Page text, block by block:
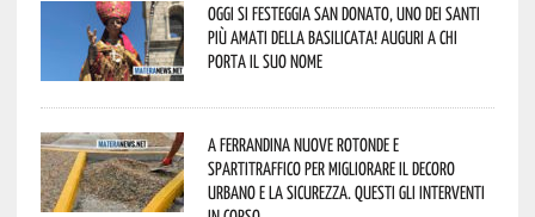
Oggi si festeggia San Donato, uno dei Santi
più amati della Basilicata! Auguri a chi
porta il suo nome
A Ferrandina nuove rotonde e
spartitraffico per migliorare il decoro
urbano e la sicurezza. Questi gli interventi